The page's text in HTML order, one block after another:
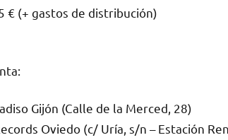
€ (+ gastos de distribución)
Gijón (Calle de la Merced, 28)
Oviedo (c/ Uría, s/n – Estación